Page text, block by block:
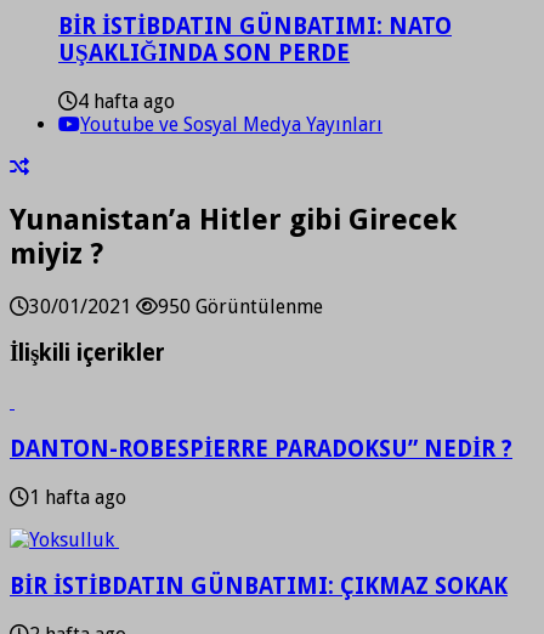
BİR İSTİBDATIN GÜNBATIMI: NATO
UŞAKLIĞINDA SON PERDE
4 hafta ago
Youtube ve Sosyal Medya Yayınları
Yunanistan’a Hitler gibi Girecek
miyiz ?
30/01/2021 950 Görüntülenme
İlişkili içerikler
DANTON-ROBESPİERRE PARADOKSU” NEDİR ?
1 hafta ago
BİR İSTİBDATIN GÜNBATIMI: ÇIKMAZ SOKAK